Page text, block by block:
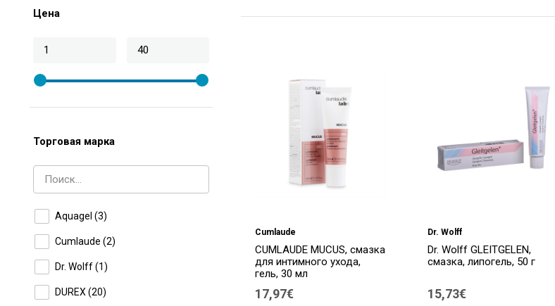
Цена
Торговая марка
Aquagel (3)
Cumlaude (2)
Dr. Wolff(1)
DUREX (20)
Cumlaude
CUMLAUDE MUCUS, смазка
для интимного ухода,
гель, 30 мл
17,97€
Dr. Wolff
Dr. Wolff GLEITGELEN,
смазка, липогель, 50 г
15,73€